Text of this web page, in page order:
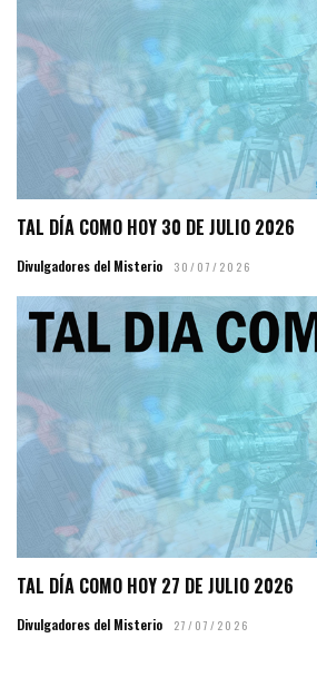
TAL DÍA COMO HOY 30 DE JULIO 2026
Divulgadores del Misterio 30/07/2026
TAL DÍA COMO HOY 27 DE JULIO 2026
Divulgadores del Misterio 27/07/2026